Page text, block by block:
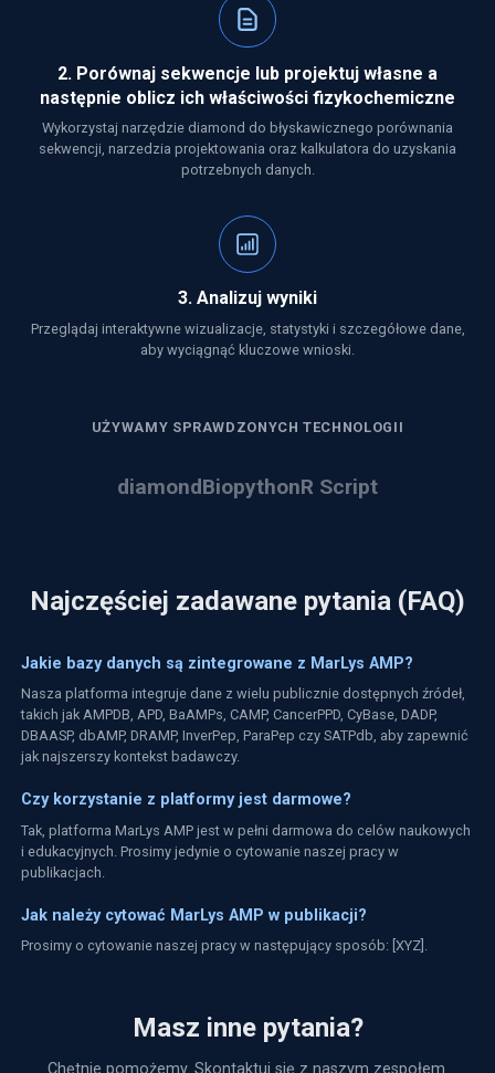
2. Porównaj sekwencje lub projektuj własne a
następnie oblicz ich właściwości fizykochemiczne
Wykorzystaj narzędzie diamond do błyskawicznego porównania
sekwencji, narzedzia projektowania oraz kalkulatora do uzyskania
potrzebnych danych.
3. Analizuj wyniki
Przeglądaj interaktywne wizualizacje, statystyki i szczegółowe dane,
aby wyciągnąć kluczowe wnioski.
UŻYWAMY SPRAWDZONYCH TECHNOLOGII
diamondBiopythonR Script
Najczęściej zadawane pytania (FAQ)
Jakie bazy danych są zintegrowane z MarLys AMP?
Nasza platforma integruje dane z wielu publicznie dostępnych źródeł,
takich jakAMPDB,APD,BaAMPs,CAMP,CancerPPD,CyBase,DADP,
DBAASP, dbAMP,DRAMP,InverPep,ParaPep czySATPdb, aby zapewnić
jak najszerszy kontekst badawczy.
Czy korzystanie z platformy jest darmowe?
Tak, platforma MarLys AMP jest w pełni darmowa do celów naukowych
i edukacyjnych. Prosimy jedynie o cytowanie naszej pracy w
publikacjach.
Jak należy cytować MarLys AMP w publikacji?
Prosimy o cytowanie naszej pracy w następujący sposób: [XYZ].
Masz inne pytania?